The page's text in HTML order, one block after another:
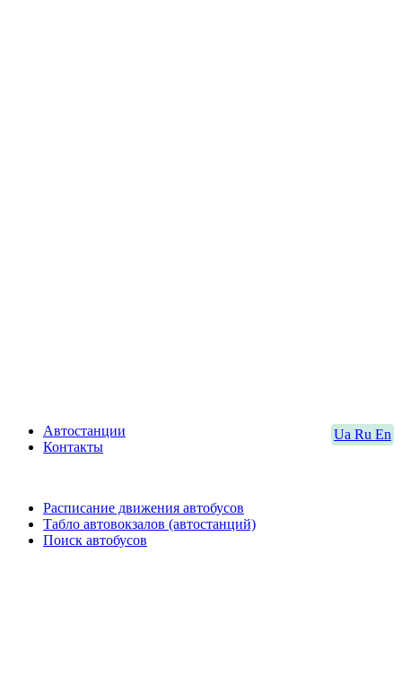
Ua Ru En
Автостанции
Контакты
Расписание движения автобусов
Табло автовокзалов (автостанций)
Поиск автобусов